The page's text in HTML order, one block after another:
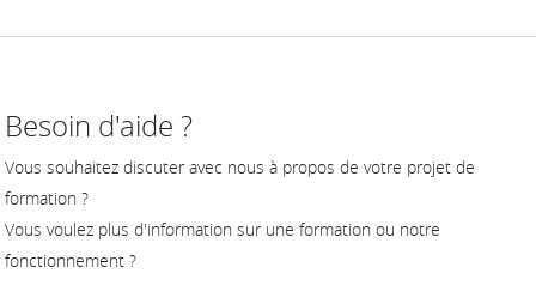
Besoin d'aide ?
Vous souhaitez discuter avec nous à propos de votre projet de
formation ?
Vous voulez plus d'information sur une formation ou notre
fonctionnement ?